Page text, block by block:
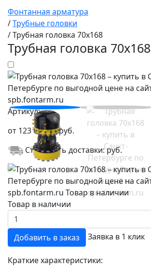
Фонтанная арматура
/Трубные головки
/Трубная головка 70x168
Трубная головка 70x168
Артикул:
от 123 600,00руб.
Стоимость доставки:руб.
Товар в наличии
Добавить в заказ Заявка в 1 клик
Краткие характеристики: